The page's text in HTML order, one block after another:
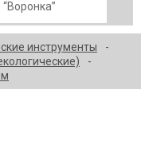
инструменты